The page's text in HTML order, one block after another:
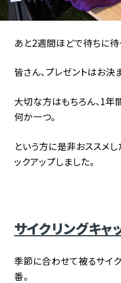
あと2週間ほどで待ちに待
皆さん、プレゼントはお決
大切な方はもちろん、1
何か一つ。
という方に是非おススメ
ックアップしました。
サイクリングキャ
季節に合わせて被るサイ
番。